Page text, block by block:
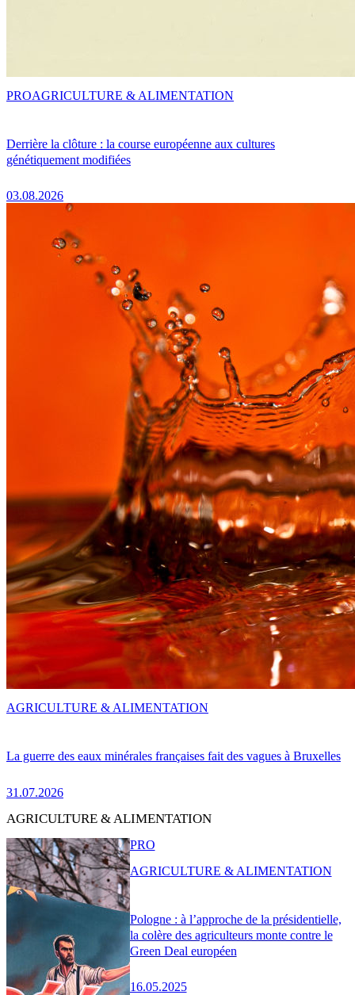
Derrière la clôture : la course européenne aux cultures
génétiquement modifiées
03.08.2026
PROAGRICULTURE & ALIMENTATION
La guerre des eaux minérales françaises fait des vagues à Bruxelles
31.07.2026
AGRICULTURE & ALIMENTATION
AGRICULTURE & ALIMENTATION
Pologne : à l’approche de la présidentielle,
la colère des agriculteurs monte contre le
Green Deal européen
16.05.2025
PRO
AGRICULTURE & ALIMENTATION